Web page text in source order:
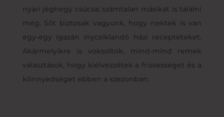
nyári jéghegy csúcsa; számtalan másikat is találni
még. Sőt biztosak vagyunk, hogy nektek is van
egy-egy igazán ínycsiklandó házi recepteteket.
Akármelyikre is voksoltok, mind-mind remek
választások, hogy kiélvezzétek a frissességet és a
könnyedséget ebben a szezonban.